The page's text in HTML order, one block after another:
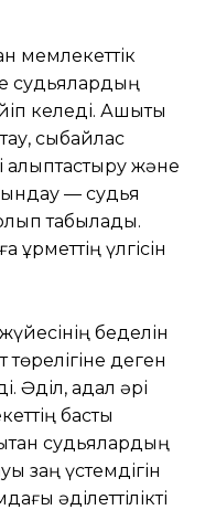
мемлекеттік
судьялардың
келеді. Ашықтық
сыбайлас
қалыптастыру және
— судья
табылады.
үлгісін
беделін
деген
Әділ, адал әрі
басты
судьялардың
заң үстемдігін
әділеттілікті